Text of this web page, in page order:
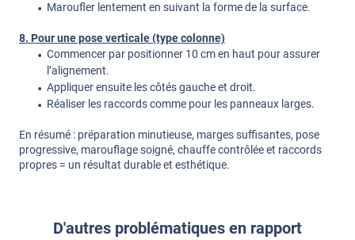
Maroufler lentement en suivant la forme de la surface.
8. Pour une pose verticale (type colonne)
Commencer par positionner 10 cm en haut pour assurer
l’alignement.
Appliquer ensuite les côtés gauche et droit.
Réaliser les raccords comme pour les panneaux larges.
En résumé : préparation minutieuse, marges suffisantes, pose
progressive, marouflage soigné, chauffe contrôlée et raccords
propres = un résultat durable et esthétique.
D'autres problématiques en rapport